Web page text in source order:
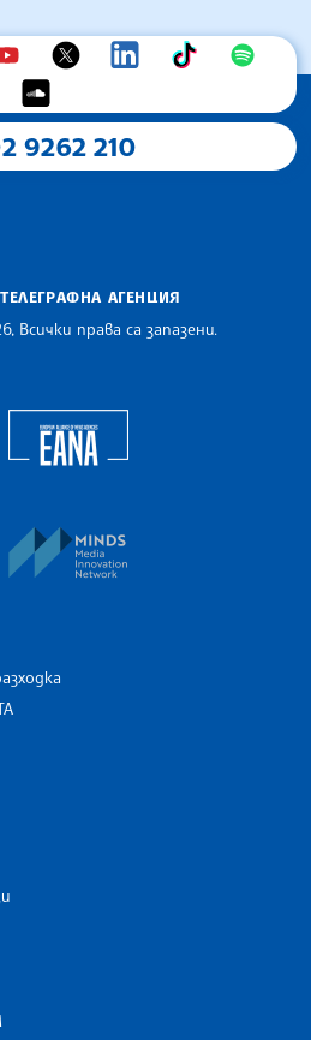
9262 210
АГЕНЦИЯ
Всички права са запазени.
of the Balkan News Agencies
Newsroom